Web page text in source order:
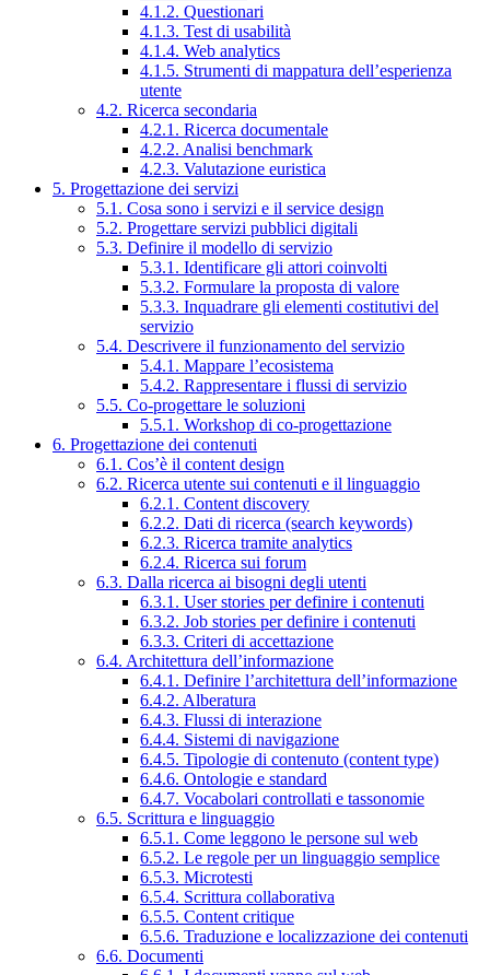
4.1.2. Questionari
4.1.3. Test di usabilità
4.1.4. Web analytics
4.1.5. Strumenti di mappatura dell’esperienza
utente
4.2. Ricerca secondaria
4.2.1. Ricerca documentale
4.2.2. Analisi benchmark
4.2.3. Valutazione euristica
5. Progettazione dei servizi
5.1. Cosa sono i servizi e il service design
5.2. Progettare servizi pubblici digitali
5.3. Definire il modello di servizio
5.3.1. Identificare gli attori coinvolti
5.3.2. Formulare la proposta di valore
5.3.3. Inquadrare gli elementi costitutivi del
servizio
5.4. Descrivere il funzionamento del servizio
5.4.1. Mappare l’ecosistema
5.4.2. Rappresentare i flussi di servizio
5.5. Co-progettare le soluzioni
5.5.1. Workshop di co-progettazione
6. Progettazione dei contenuti
6.1. Cos’è il content design
6.2. Ricerca utente sui contenuti e il linguaggio
6.2.1. Content discovery
6.2.2. Dati di ricerca (search keywords)
6.2.3. Ricerca tramite analytics
6.2.4. Ricerca sui forum
6.3. Dalla ricerca ai bisogni degli utenti
6.3.1. User stories per definire i contenuti
6.3.2. Job stories per definire i contenuti
6.3.3. Criteri di accettazione
6.4. Architettura dell’informazione
6.4.1. Definire l’architettura dell’informazione
6.4.2. Alberatura
6.4.3. Flussi di interazione
6.4.4. Sistemi di navigazione
6.4.5. Tipologie di contenuto (content type)
6.4.6. Ontologie e standard
6.4.7. Vocabolari controllati e tassonomie
6.5. Scrittura e linguaggio
6.5.1. Come leggono le persone sul web
6.5.2. Le regole per un linguaggio semplice
6.5.3. Microtesti
6.5.4. Scrittura collaborativa
6.5.5. Content critique
6.5.6. Traduzione e localizzazione dei contenuti
6.6. Documenti